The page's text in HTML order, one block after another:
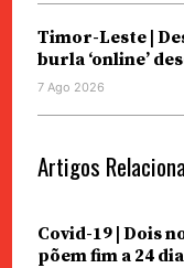
Timor-Leste |
burla ‘online’
7 Ago 2026
Artigos
Covid-19 | Dois
põem fim a 24